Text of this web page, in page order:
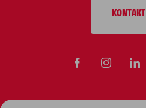
KONTAKT